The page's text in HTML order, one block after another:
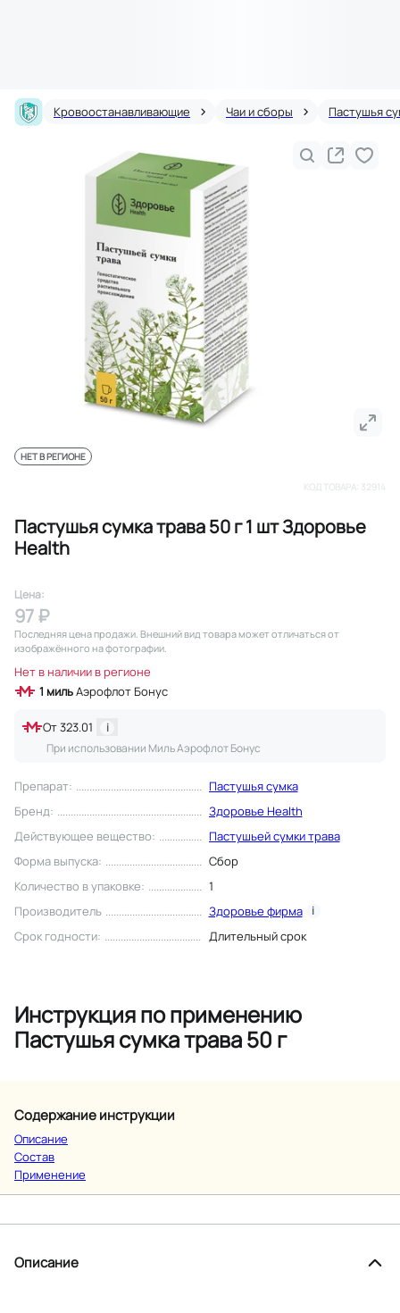
Кровоостанавливающие Чаи и сборы Пастушья
Пастушья сумка трава 50 г 1 шт Здоровье
Health
НЕТ В РЕГИОНЕ
Препарат:
Пастушья сумка
Бренд:
Здоровье Health
Действующее вещество:
Пастушьей сумки трава
Форма выпуска:
Сбор
Количество в упаковке:
1
Производитель
Здоровье фирма i
Срок годности: Длительный срок
Цена:
97 ₽
Последняя цена продажи. Внешний вид товара может отличаться от
изображённого на фотографии.
Нет в наличии в регионе
1 мильАэрофлот Бонус
От323.01
i
При использовании Миль Аэрофлот Бонус
Инструкция по применению
Пастушья сумка трава 50 г
Содержание инструкции
Описание
Состав
Применение
Описание